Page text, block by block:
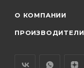
О КОМПАНИИ
ПРОИЗВОДИТЕЛИ